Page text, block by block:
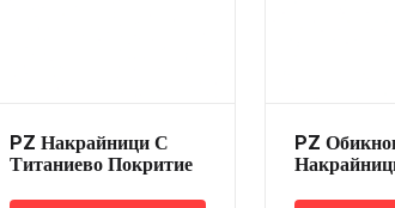
PZ Накрайници С
Титаниево Покритие
PZ